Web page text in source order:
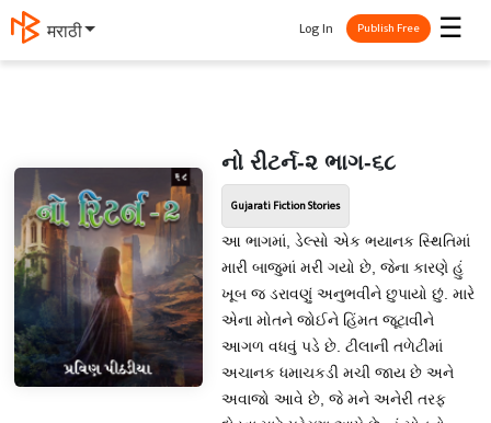
मराठी ☰
Log In Publish Free
નો રીટર્ન-૨ ભાગ-૬૮
Gujarati Fiction Stories
આ ભાગમાં, ડેલ્સો એક ભયાનક સ્થિતિમાં
મારી બાજુમાં મરી ગયો છે, જેના કારણે હું
ખૂબ જ ડરાવણું અનુભવીને છુપાયો છું. મારે
એના મોતને જોઈને હિંમત જૂટાવીને
આગળ વધવું પડે છે. ટીલાની તળેટીમાં
અચાનક ધમાચકડી મચી જાય છે અને
અવાજો આવે છે, જે મને અનેરી તરફ